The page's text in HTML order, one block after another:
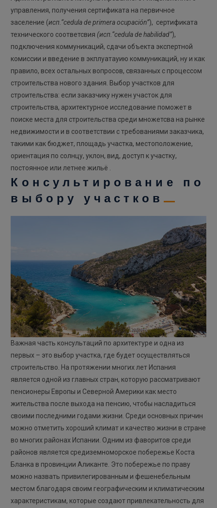
управления, получения сертификата на первичное
заселение (исп.“ceduladeprimeraocupación”), сертификата
технического соответсвия (исп.“ceduladehabilidad”),
подключения коммуникаций, сдачи объекта экспертной
комиссии и введение в экплуатауию коммуникаций, ну и как
правило, всех остальных вопросов, связанных с процессом
строительства нового здания. Выбор участков для
строительства: если заказчику нужен участок для
строительства, архитектурное исследование поможет в
поиске места для строительства среди множетсва на рынке
недвижимости и в соответствии с требованиями заказчика,
такими как бюджет, площадь участка, местоположение,
ориентация по солнцу, уклон, вид, доступ к участку,
постоянное или летнее жильё .
Консультирование по
выбору участков
Важная часть консультаций по архитектуре и одна из
первых – это выбор участка, где будет осуществляться
строительство. На протяжении многих лет Испания
является одной из главных стран, которую рассматривают
пенсионеры Европы и Северной Америки как место
жительства после выхода на пенсию, чтобы насладиться
своими последними годами жизни. Среди основных причин
можно отметить хороший климат и качество жизни в стране
во многих районах Испании. Одним из фаворитов среди
районов является средиземноморское побережье Коста
Бланка в провинции Аликанте. Это побережье по праву
можно назвать привилегированным и фешенебельным
местом благодаря своим географическим и климатическим
характеристикам, которые создают привлекательность для